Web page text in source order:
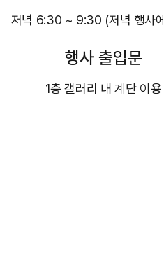
저녁 6:30 ~ 9:30 (저녁 행사
행사 출입문
1층 갤러리 내 계단 이용